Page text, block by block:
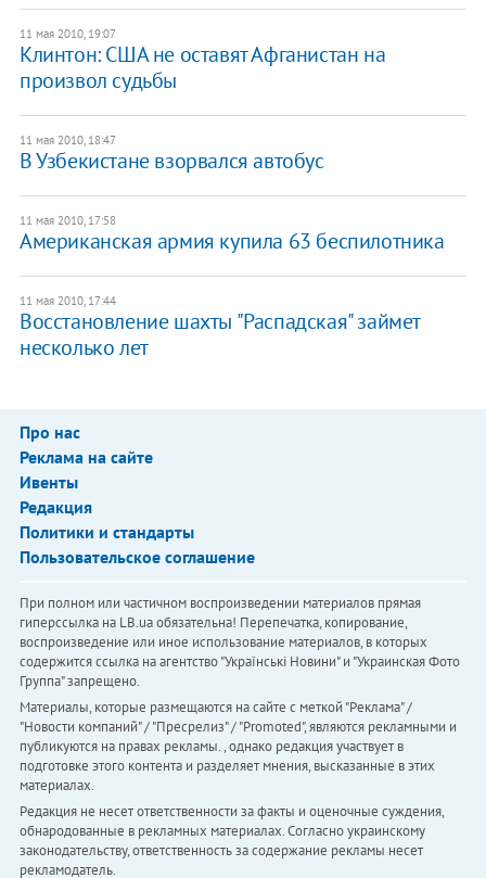
11 мая 2010, 19:07
Клинтон: США не оставят Афганистан на
произвол судьбы
11 мая 2010, 18:47
В Узбекистане взорвался автобус
11 мая 2010, 17:58
Американская армия купила 63 беспилотника
11 мая 2010, 17:44
Восстановление шахты "Распадская" займет
несколько лет
Про нас
Реклама на сайте
Ивенты
Редакция
Политики и стандарты
Пользовательское соглашение
При полном или частичном воспроизведении материалов прямая
гиперссылка на LB.ua обязательна! Перепечатка, копирование,
воспроизведение или иное использование материалов, в которых
содержится ссылка на агентство "Українськi Новини" и "Украинская Фото
Группа" запрещено.
Материалы, которые размещаются на сайте с меткой "Реклама" /
"Новости компаний" / "Пресрелиз" / "Promoted", являются рекламными и
публикуются на правах рекламы. , однако редакция участвует в
подготовке этого контента и разделяет мнения, высказанные в этих
материалах.
Редакция не несет ответственности за факты и оценочные суждения,
обнародованные в рекламных материалах. Согласно украинскому
законодательству, ответственность за содержание рекламы несет
рекламодатель.